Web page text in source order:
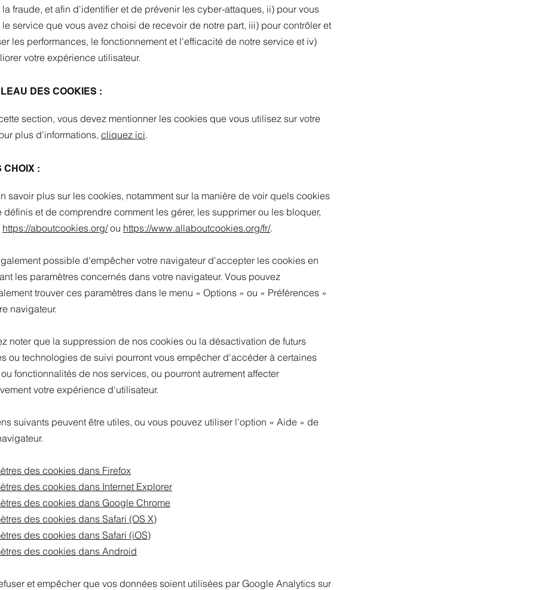
la fraude, et afin d'identifier et de prévenir les cyber-attaques, ii) pour vous
le service que vous avez choisi de recevoir de notre part, iii) pour contrôler et
les performances, le fonctionnement et l'efficacité de notre service et iv)
votre expérience utilisateur.
DES COOKIES :
section, vous devez mentionner les cookies que vous utilisez sur votre
plus d'informations, cliquez ici.
CHOIX :
savoir plus sur les cookies, notamment sur la manière de voir quels cookies
définis et de comprendre comment les gérer, les supprimer ou les bloquer,
https://aboutcookies.org/ou https://www.allaboutcookies.org/fr/.
possible d'empêcher votre navigateur d'accepter les cookies en
les paramètres concernés dans votre navigateur. Vous pouvez
trouver ces paramètres dans le menu « Options » ou « Préférences »
navigateur.
noter que la suppression de nos cookies ou la désactivation de futurs
ou technologies de suivi pourront vous empêcher d'accéder à certaines
fonctionnalités de nos services, ou pourront autrement affecter
votre expérience d'utilisateur.
suivants peuvent être utiles, ou vous pouvez utiliser l'option « Aide » de
des cookies dans Firefox
des cookies dans Internet Explorer
des cookies dans Google Chrome
des cookies dans Safari (OS X)
des cookies dans Safari (iOS)
des cookies dans Android
et empêcher que vos données soient utilisées par Google Analytics sur